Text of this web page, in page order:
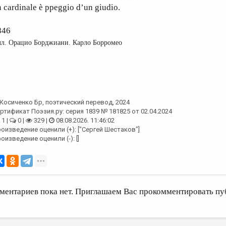
cardinale è ppeggio d’un giudio.
Орацио Борджиани. Карло Борромео
Косиченко Бр, поэтический перевод, 2024
Поэзия.ру: серия 1839 № 181825 от 02.04.2024
1 |
0 | 329 |
08.08.2026. 11:46:02
оценили (+): ["Сергей Шестаков"]
оценили (-): []
пока нет. Приглашаем Вас прокомментировать